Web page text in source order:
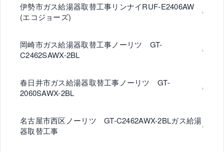
伊勢市ガス給湯器取替工事リンナイRUF-E2406AW
(エコジョーズ)
岡崎市ガス給湯器取替工事ノーリツ GT-
C2462SAWX-2BL
春日井市ガス給湯器取替工事ノーリツ GT-
2060SAWX-2BL
名古屋市西区ノーリツ GT-C2462AWX-2BLガス給湯
器取替工事